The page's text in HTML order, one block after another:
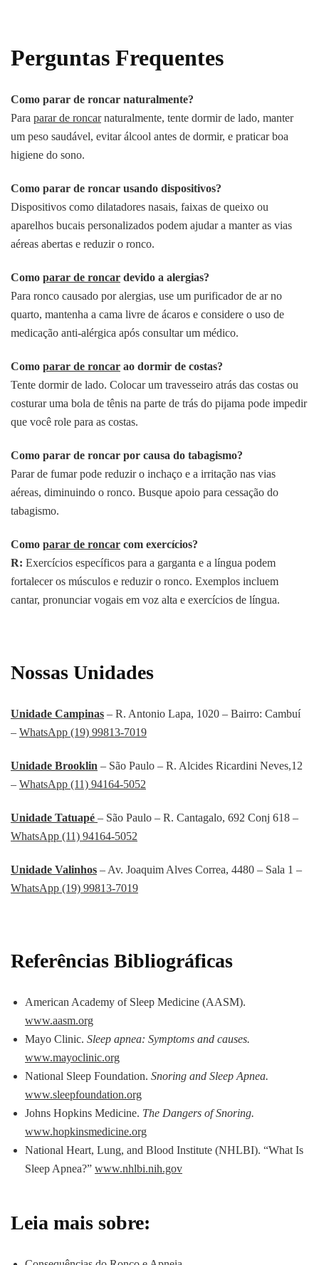
Perguntas Frequentes
Como parar de roncar naturalmente?
Para parar de roncarnaturalmente, tente dormir de lado, manter
um peso saudável, evitar álcool antes de dormir, e praticar boa
higiene do sono.
Como parar de roncar usando dispositivos?
Dispositivos como dilatadores nasais, faixas de queixo ou
aparelhos bucais personalizados podem ajudar a manter as vias
aéreas abertas e reduzir o ronco.
Como parar de roncar devido a alergias?
Para ronco causado por alergias, use um purificador de ar no
quarto, mantenha a cama livre de ácaros e considere o uso de
medicação anti-alérgica após consultar um médico.
Como parar de roncar ao dormir de costas?
Tente dormir de lado. Colocar um travesseiro atrás das costas ou
costurar uma bola de tênis na parte de trás do pijama pode impedir
que você role para as costas.
Como parar de roncar por causa do tabagismo?
Parar de fumar pode reduzir o inchaço e a irritação nas vias
aéreas, diminuindo o ronco. Busque apoio para cessação do
tabagismo.
Como parar de roncar com exercícios?
R: Exercícios específicos para a garganta e a língua podem
fortalecer os músculos e reduzir o ronco. Exemplos incluem
cantar, pronunciar vogais em voz alta e exercícios de língua.
Nossas Unidades
Unidade Campinas – R. Antonio Lapa, 1020 – Bairro: Cambuí
– WhatsApp (19) 99813-7019
Unidade Brooklin – São Paulo – R. Alcides Ricardini Neves,12
– WhatsApp (11) 94164-5052
Unidade Tatuapé – São Paulo – R. Cantagalo, 692 Conj 618 –
WhatsApp (11) 94164-5052
Unidade Valinhos – Av. Joaquim Alves Correa, 4480 – Sala 1 –
WhatsApp (19) 99813-7019
Referências Bibliográficas
American Academy of Sleep Medicine (AASM).
www.aasm.org
Mayo Clinic. Sleep apnea: Symptoms and causes.
www.mayoclinic.org
National Sleep Foundation. Snoring and Sleep Apnea.
www.sleepfoundation.org
Johns Hopkins Medicine. The Dangers of Snoring.
www.hopkinsmedicine.org
National Heart, Lung, and Blood Institute (NHLBI). “What Is
Sleep Apnea?” www.nhlbi.nih.gov
Leia mais sobre: